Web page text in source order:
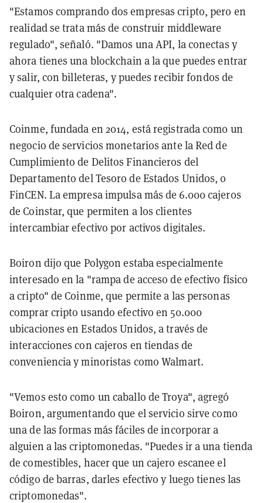
"Estamos comprando dos empresas cripto, pero en
realidad se trata más de construir middleware
regulado", señaló. "Damos una API, la conectas y
ahora tienes una blockchain a la que puedes entrar
y salir, con billeteras, y puedes recibir fondos de
cualquier otra cadena".
Coinme, fundada en 2014, está registrada como un
negocio de servicios monetarios ante la Red de
Cumplimiento de Delitos Financieros del
Departamento del Tesoro de Estados Unidos, o
FinCEN. La empresa impulsa más de 6.000 cajeros
de Coinstar, que permiten a los clientes
intercambiar efectivo por activos digitales.
Boiron dijo que Polygon estaba especialmente
interesado en la "rampa de acceso de efectivo físico
a cripto" de Coinme, que permite a las personas
comprar cripto usando efectivo en 50.000
ubicaciones en Estados Unidos, a través de
interacciones con cajeros en tiendas de
conveniencia y minoristas como Walmart.
"Vemos esto como un caballo de Troya", agregó
Boiron, argumentando que el servicio sirve como
una de las formas más fáciles de incorporar a
alguien a las criptomonedas. "Puedes ir a una tienda
de comestibles, hacer que un cajero escanee el
código de barras, darles efectivo y luego tienes las
criptomonedas".